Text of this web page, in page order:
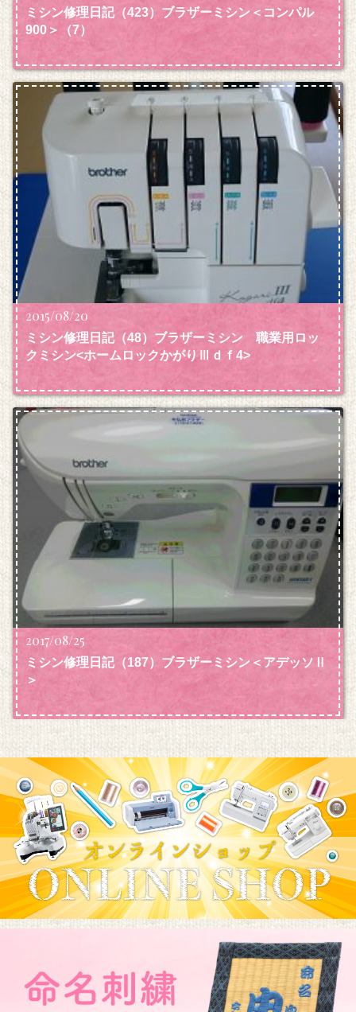
ミシン修理日記（423）ブラザーミシン＜コンパル
900＞（7）
2015/08/20
ミシン修理日記（48）ブラザーミシン 職業用ロッ
クミシン<ホームロックかがりⅢｄｆ4>
2017/08/25
ミシン修理日記（187）ブラザーミシン＜アデッソⅡ
＞